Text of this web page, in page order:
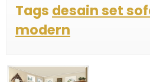
Tags desain set
modern